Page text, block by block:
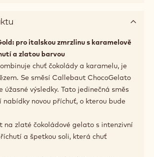
pro italskou zmrzlinu s karamelově
a zlatou barvou
chuť čokolády a karamelu, je
Se směsí Callebaut ChocoGelato
úžasné výsledky. Tato jedinečná směs
nabídky novou příchuť, o kterou bude
na zlaté čokoládové gelato s intenzivní
a špetkou soli, která chuť